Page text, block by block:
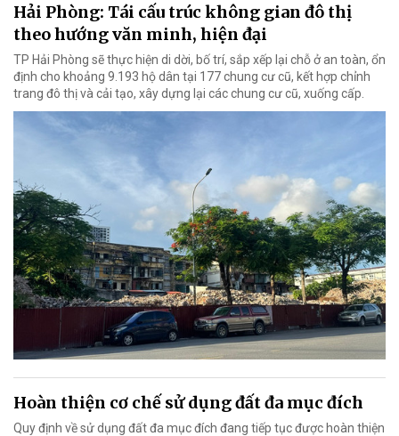
Hải Phòng: Tái cấu trúc không gian đô thị
theo hướng văn minh, hiện đại
TP Hải Phòng sẽ thực hiện di dời, bố trí, sắp xếp lại chỗ ở an toàn, ổn
định cho khoảng 9.193 hộ dân tại 177 chung cư cũ, kết hợp chỉnh
trang đô thị và cải tạo, xây dựng lại các chung cư cũ, xuống cấp.
Hoàn thiện cơ chế sử dụng đất đa mục đích
Quy định về sử dụng đất đa mục đích đang tiếp tục được hoàn thiện